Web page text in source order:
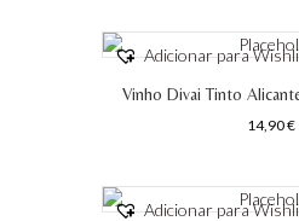
Adicionar para
Vinho Divai Tinto
14,90€
Adicionar para